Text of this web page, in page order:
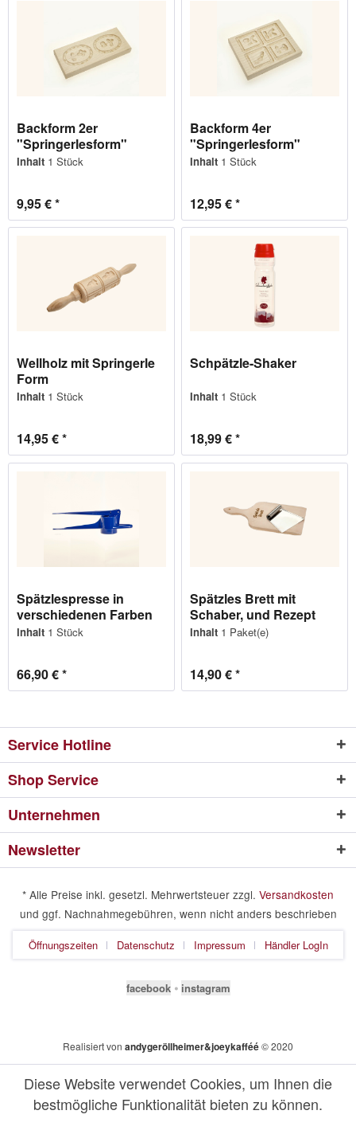
Backform 2er
"Springerlesform"
Inhalt 1 Stück
9,95 € *
Backform 4er
"Springerlesform"
Inhalt 1 Stück
12,95 € *
Wellholz mit Springerle
Form
Inhalt 1 Stück
14,95 € *
Schpätzle-Shaker
Inhalt 1 Stück
18,99 € *
Spätzlespresse in
verschiedenen Farben
Inhalt 1 Stück
66,90 € *
Spätzles Brett mit
Schaber, und Rezept
Inhalt 1 Paket(e)
14,90 € *
Service Hotline
Shop Service
Unternehmen
Newsletter
* Alle Preise inkl. gesetzl. Mehrwertsteuer zzgl. Versandkosten
und ggf. Nachnahmegebühren, wenn nicht anders beschrieben
Öffnungszeiten Datenschutz Impressum Händler LogIn
facebook ⦁ instagram
Realisiert von andygeröllheimer&joeykafféé© 2020
Diese Website verwendet Cookies, um Ihnen die
bestmögliche Funktionalität bieten zu können.